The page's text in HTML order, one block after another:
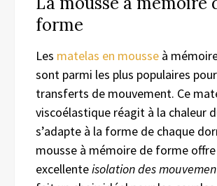
forme
Les matelas en mousse à
sont parmi les plus populaires
transferts de mouvement. Ce
viscoélastique réagit à la chaleur
s’adapte à la forme de chaque
mousse à mémoire de forme
excellenteisolation des